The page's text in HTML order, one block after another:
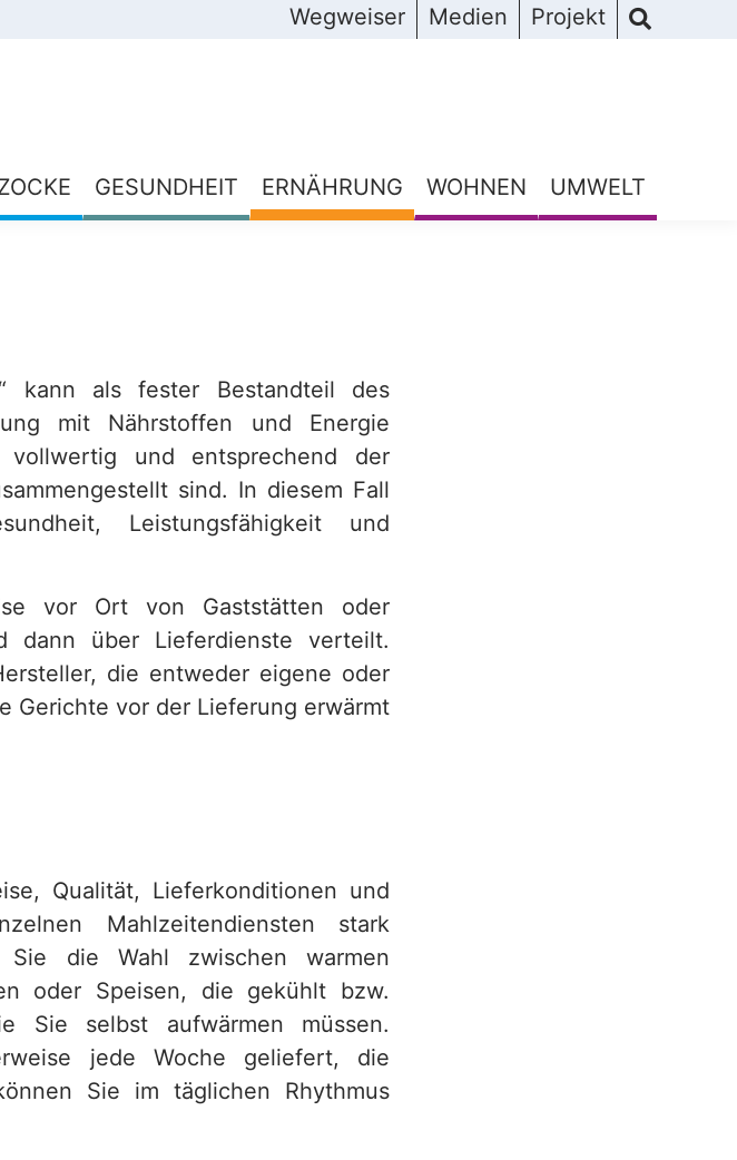
Wegweiser Medien Projekt
GESUNDHEIT ERNÄHRUNG WOHNEN UMWELT
kann als fester Bestandteil des
mit Nährstoffen und Energie
und entsprechend der
sind. In diesem Fall
Leistungsfähigkeit und
vor Ort von Gaststätten oder
dann über Lieferdienste verteilt.
die entweder eigene oder
Gerichte vor der Lieferung erwärmt
Qualität, Lieferkonditionen und
Mahlzeitendiensten stark
Sie die Wahl zwischen warmen
oder Speisen, die gekühlt bzw.
Sie selbst aufwärmen müssen.
jede Woche geliefert, die
Sie im täglichen Rhythmus